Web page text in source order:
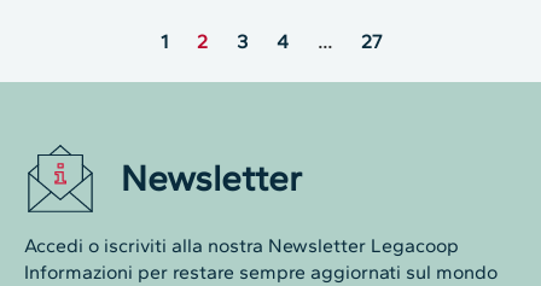
1 2 3 4 … 27
Newsletter
Accedi o iscriviti alla nostra Newsletter Legacoop
Informazioni per restare sempre aggiornati sul mondo